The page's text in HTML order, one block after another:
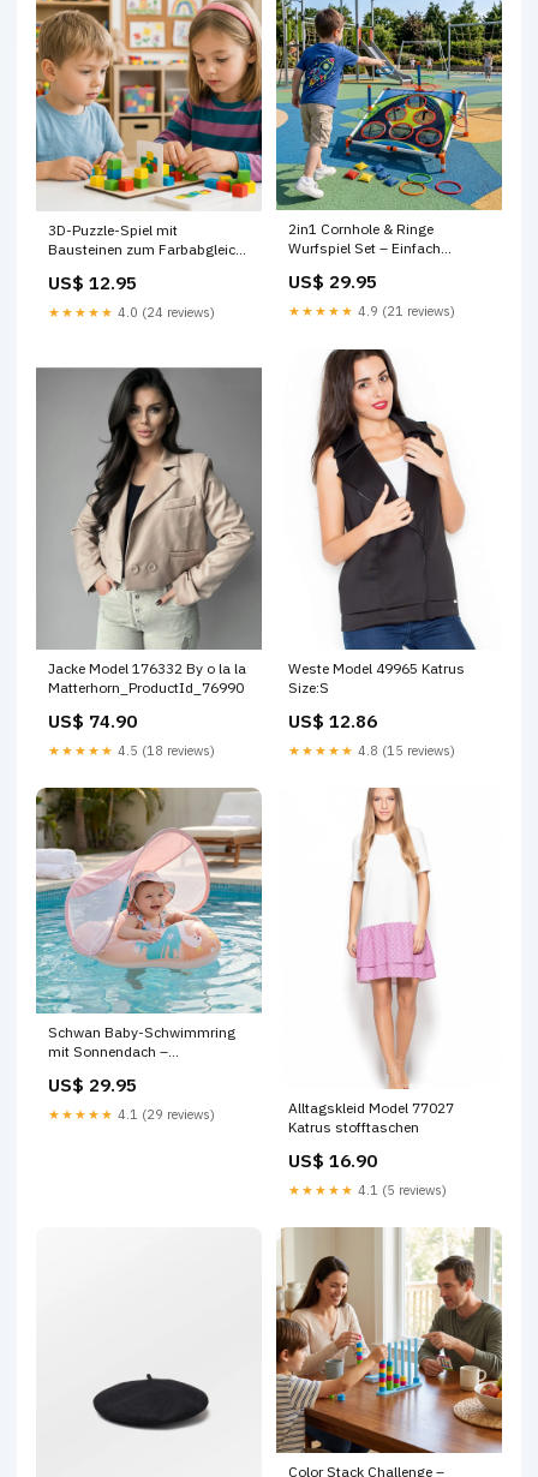
3D-Puzzle-Spiel mit
Bausteinen zum Farbabgleich
US$ 12.95
★★★★★ 4.0 (24 reviews)
2in1 Cornhole & Ringe
Wurfspiel Set – Einfach
& Reisen new product march
2025
US$ 29.95
★★★★★ 4.9 (21 reviews)
Jacke Model 176332 By o la la
Matterhorn_ProductId_76990
US$ 74.90
★★★★★ 4.5 (18 reviews)
Weste Model 49965 Katrus
Size:S
US$ 12.86
★★★★★ 4.8 (15 reviews)
Schwan Baby-Schwimmring
mit Sonnendach –
sicheren Badespaß Größe:12-
24 Monate
US$ 29.95
★★★★★ 4.1 (29 reviews)
Alltagskleid Model 77027
Katrus stofftaschen
US$ 16.90
★★★★★ 4.1 (5 reviews)
Color Stack Challenge –